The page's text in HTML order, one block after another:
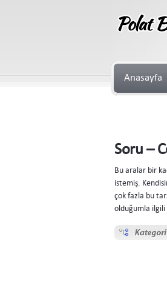
Anasayfa
Soru –
Bu aralar bir
istemiş.
çok fazla bu
olduğumla ilgili